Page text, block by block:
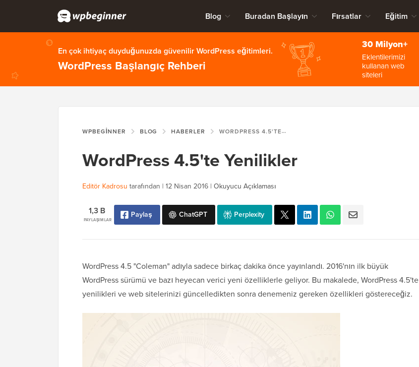
Blog Buradan Başlayın Fırsatlar Eğitim
En çok ihtiyaç duyduğunuzda güvenilir WordPress eğitimleri.
WordPress Başlangıç Rehberi
30 Milyon+
Eklentilerimizi
kullanan web
siteleri
WPBEGINNER BLOG HABERLER WORDPRESS 4.5'TE YENILIKLER
WordPress 4.5'te Yenilikler
Editör Kadrosu tarafından | 12 Nisan 2016 | Okuyucu Açıklaması
PAYLAŞIMLAR
1,3 B Paylaş ChatGPT Perplexity
WordPress 4.5 "Coleman" adıyla sadece birkaç dakika önce yayınlandı. 2016'nın ilk büyük
WordPress sürümü ve bazı heyecan verici yeni özelliklerle geliyor. Bu makalede, WordPress 4.5'te
yenilikleri ve web sitelerinizi güncelledikten sonra denemeniz gereken özellikleri göstereceğiz.